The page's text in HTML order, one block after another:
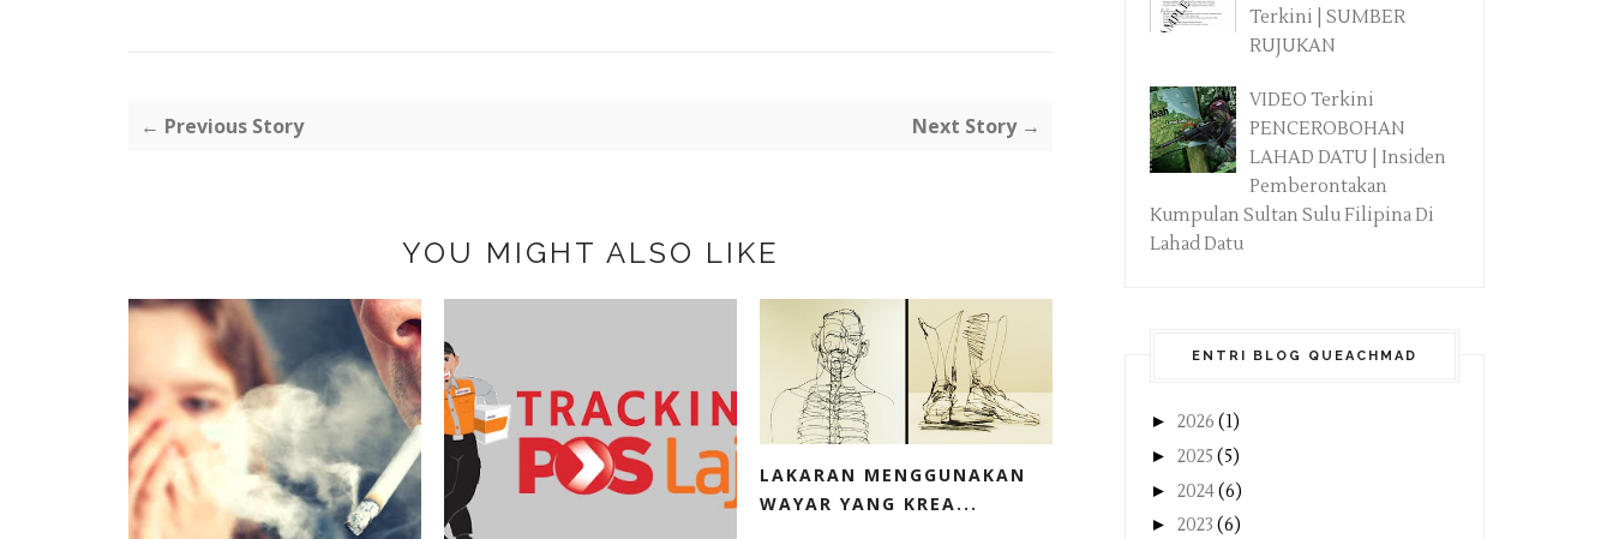
← Previous Story Next Story →
YOU MIGHT ALSO LIKE
LAKARAN MENGGUNAKAN
WAYAR YANG KREA...
Terkini | SUMBER
RUJUKAN
VIDEO Terkini
PENCEROBOHAN
LAHAD DATU | Insiden
Pemberontakan
Kumpulan Sultan Sulu Filipina Di
Lahad Datu
ENTRI BLOG QUEACHMAD
► 2026 (1)
► 2025 (5)
► 2024(6)
► 2023 (6)